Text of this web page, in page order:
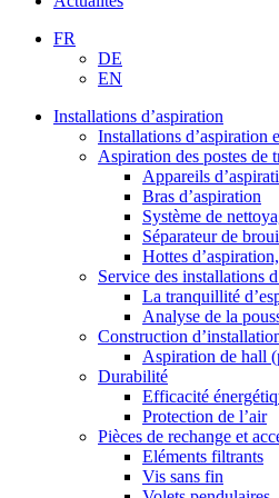
FR
DE
EN
Installations d’aspiration
Installations d’aspiration
Aspiration des postes de
Appareils
Bras d’aspiration
Système de
Séparateur de
Hottes
Service des installations
La tranquillité
Analyse de la
Construction
Aspiration de hall
Durabilité
Efficacité
Protection de l’air
Pièces de rechange et
Eléments filtrants
Vis sans fin